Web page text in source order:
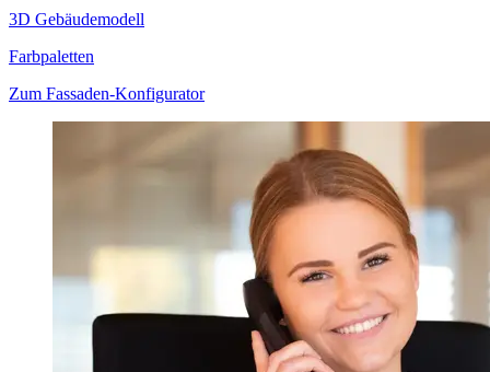
3D Gebäudemodell
Farbpaletten
Zum Fassaden-Konfigurator